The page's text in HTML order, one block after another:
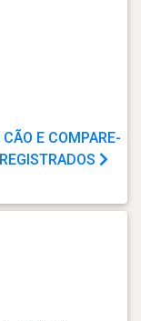
E COMPARE-